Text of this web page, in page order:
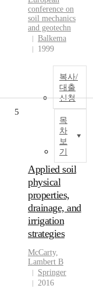
conference on
soil mechanics
and geotechn
Balkema
1999
복사/
대출
신청
목
차
보
기
5
Applied soil
physical
properties,
drainage, and
irrigation
strategies
McCarty,
Lambert B
Springer
2016